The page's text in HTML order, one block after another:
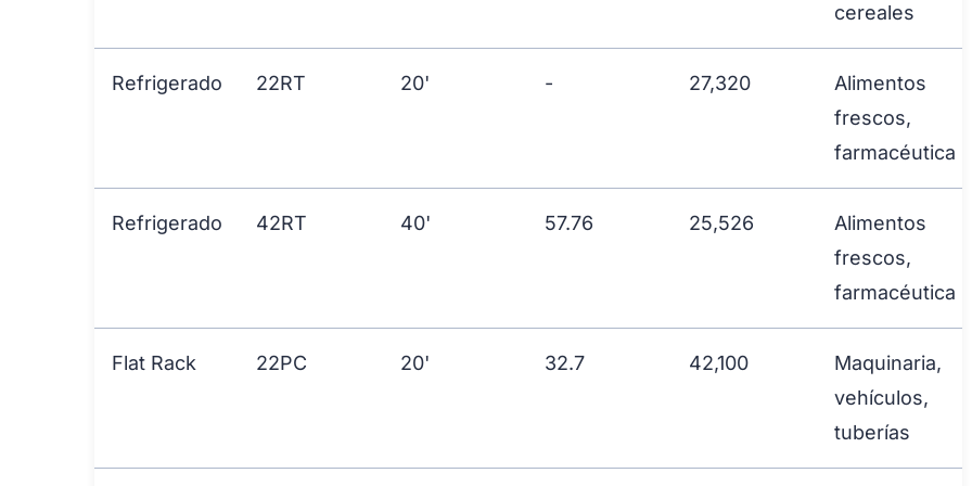
cereales
Refrigerado 22RT 20' - 27,320
Alimentos
frescos,
farmacéutica
Refrigerado 42RT 40' 57.76 25,526
Alimentos
frescos,
farmacéutica
Flat Rack 22PC 20' 32.7 42,100
Maquinaria,
vehículos,
tuberías